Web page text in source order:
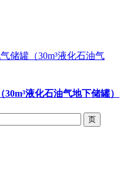
液化石油气地下储罐）